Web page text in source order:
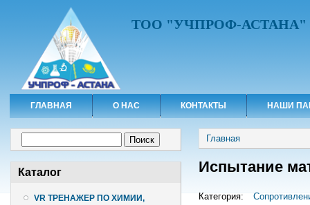
ТОО "УЧПРОФ-АСТАНА"
ГЛАВНАЯ О НАС КОНТАКТЫ НАШИ
Каталог
VR ТРЕНАЖЕР ПО ХИМИИ,
Вы здесь
Главная
Испытание
Категория: